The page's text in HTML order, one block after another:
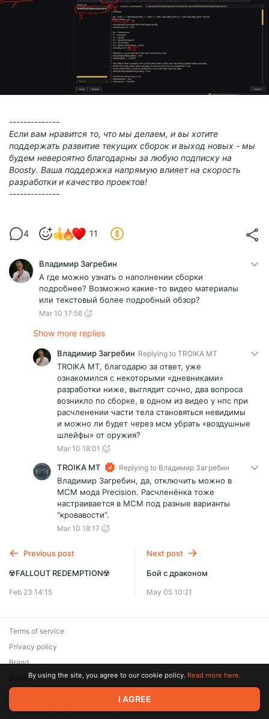
--------------
Если вам нравится то, что мы делаем, и вы хотите
поддержать развитие текущих сборок и выход новых - мы
будем невероятно благодарны за любую подписку на
Boosty. Ваша поддержка напрямую влияет на скорость
разработки и качество проектов!
--------------
4 11
Владимир Загребин
А где можно узнать о наполнении сборки
подробнее? Возможно какие-то видео материалы
или текстовый более подробный обзор?
Mar 10 17:56
Show more replies
Владимир Загребин Replying to TROIKA MT
TROIKA MT, благодарю за ответ, уже
ознакомился с некоторыми «дневниками»
разработки ниже, выглядит сочно, два вопроса
возникло по сборке, в одном из видео у нпс при
расчленении части тела становяться невидимы
и можно ли будет через мсм убрать «воздушные
шлейфы» от оружия?
Mar 10 18:01
TROIKA MT Replying to Владимир Загребин
Владимир Загребин, да, отключить можно в
МСМ мода Precision. Расчленёнка тоже
настраивается в MCM под разные варианты
"кровавости".
Mar 10 18:17
Previous post
☢️FALLOUT REDEMPTION☢️
Feb 23 14:15
Next post
Бой с драконом
May 05 10:21
© 2026 Zaya Solutions Limited. All rights reserved. All trademarks
are the property of their respective owners.
Terms of service
Privacy policy
Brand
SupportBy using the site, you agree to our cookie policy. Read more here.
I AGREE